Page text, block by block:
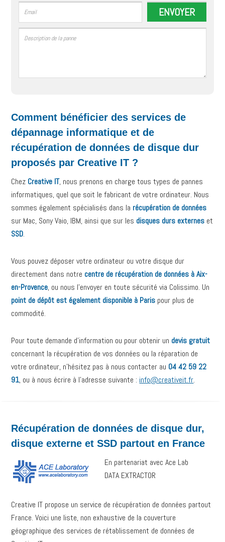
Comment bénéficier des services de
dépannage informatique et de
récupération de données de disque dur
proposés par Creative IT ?
Chez Creative IT, nous prenons en charge tous types de pannes
informatiques, quel que soit le fabricant de votre ordinateur. Nous
sommes également spécialisés dans la récupération de données
sur Mac, Sony Vaio, IBM, ainsi que sur les disques durs externes et
SSD.
Vous pouvez déposer votre ordinateur ou votre disque dur
directement dans notre centre de récupération de données à Aix-
en-Provence, ou nous l’envoyer en toute sécurité via Colissimo. Un
point de dépôt est également disponible à Paris pour plus de
commodité.
Pour toute demande d’information ou pour obtenir un devis gratuit
concernant la récupération de vos données ou la réparation de
votre ordinateur, n’hésitez pas à nous contacter au 04 42 59 22
91, ou à nous écrire à l’adresse suivante : info@creativeit.fr.
Récupération de données de disque dur,
disque externe et SSD partout en France
En partenariat avec Ace Lab
DATA EXTRACTOR
Creative IT propose un service de récupération de données partout
France. Voici une liste, non exhaustive de la couverture
géographique des services de rétablissement de données de